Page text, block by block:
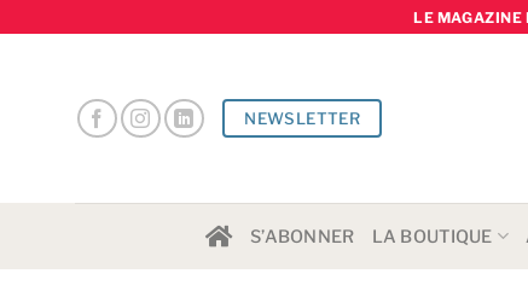
LE MAGAZINE
NEWSLETTER
S’ABONNER LA BOUTIQUE